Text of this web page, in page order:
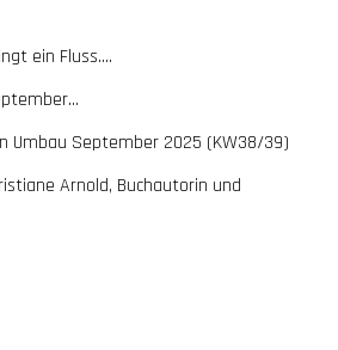
ein Fluss….
Umbau September 2025 (KW38/39)
Arnold, Buchautorin und